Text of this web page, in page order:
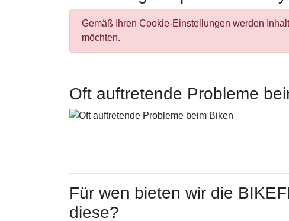
Gemäß Ihren Cookie-Einstellungen werden
möchten.
Oft auftretende Probleme
Für wen bieten wir die
diese?